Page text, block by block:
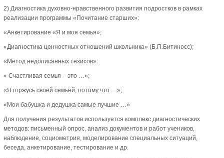
2) Диагностика духовно-нравственного развития подростков в рамках
реализации программы «Почитание старших»:
«Анкетирование «Я и моя семья»;
«Диагностика ценностных отношений школьника» (Б.П.Битиносс);
«Метод недописанных тезисов»:
« Счастливая семья – это …»;
«Я горжусь своей семьёй, потому что …»;
«Мои бабушка и дедушка самые лучшие …»
Для получения результатов используется комплекс диагностических
методов: письменный опрос, анализ документов и работ учеников,
наблюдение, социометрия, моделирование специальных ситуаций,
беседа, анкетирование, тестирование и др.